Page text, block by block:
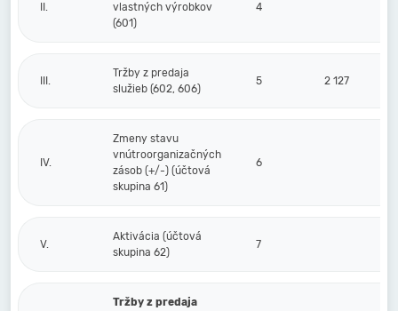
II.
vlastných výrobkov
(601)
4
III.
Tržby z predaja
služieb (602, 606)
5 2 127
IV.
Zmeny stavu
vnútroorganizačných
zásob (+/-) (účtová
skupina 61)
6
V.
Aktivácia (účtová
skupina 62)
7
Tržby z predaja